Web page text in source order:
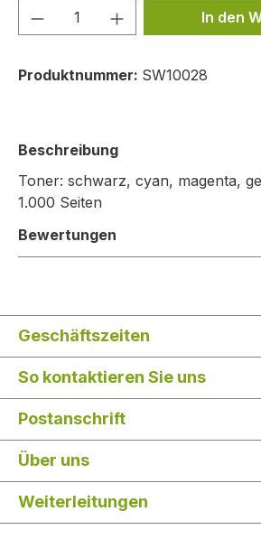
Produkt Anzahl: GibIn den
Produktnummer: SW10028
Beschreibung
Toner: schwarz, cyan, magenta,
1.000 Seiten
Bewertungen
Geschäftszeiten
So kontaktieren Sie uns
Postanschrift
Über uns
Weiterleitungen